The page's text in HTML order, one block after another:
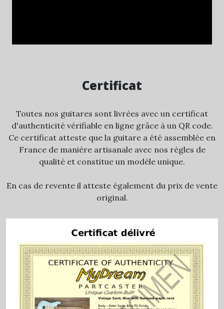
Certificat
Toutes nos guitares sont livrées avec un certificat
d'authenticité vérifiable en ligne grâce à un QR code.
Ce certificat atteste que la guitare a été assemblée en
France de manière artisanale avec nos règles de
qualité et constitue un modèle unique.
En cas de revente il atteste également du prix de vente
original.